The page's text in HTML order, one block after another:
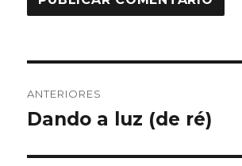
de
ANTERIORES
Post
Dando a luz (de ré)